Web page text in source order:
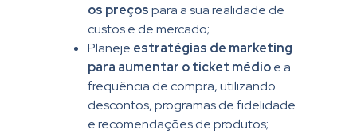
os preçospara a sua realidade de
custos e de mercado;
Planeje estratégias de marketing
para aumentar o ticket médioe a
frequência de compra, utilizando
descontos, programas de fidelidade
e recomendações de produtos;